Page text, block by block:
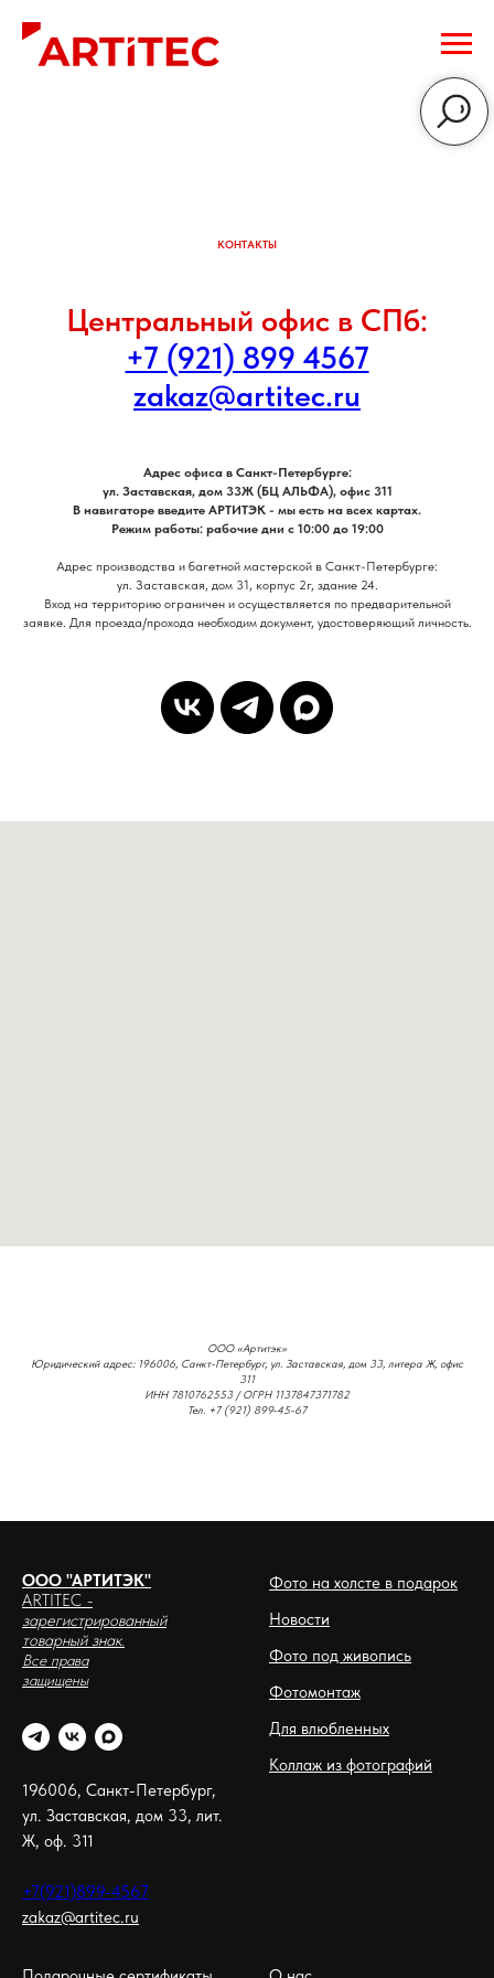
КОНТАКТЫ
Центральный офис в СПб:
+7 (921) 899 4567
zakaz@artitec.ru
Адрес офиса в Санкт-Петербурге:
ул. Заставская, дом 33Ж (БЦ АЛЬФА), офис 311
В навигаторе введите АРТИТЭК - мы есть на всех картах.
Режим работы: рабочие дни с 10:00 до 19:00
Адрес производства и багетной мастерской в Санкт-Петербурге:
ул. Заставская, дом 31, корпус 2г, здание 24.
Вход на территорию ограничен и осуществляется по предварительной
заявке. Для проезда/прохода необходим документ, удостоверяющий личность.
ООО «Артитэк»
Юридический адрес: 196006, Санкт-Петербург, ул. Заставская, дом 33, литера Ж, офис
311
ИНН 7810762553 / ОГРН 1137847371782
Тел. +7 (921) 899-45-67
ООО "АРТИТЭК"
ARTITEC -
зарегистрированный
товарный знак.
Все права
защищены
196006, Санкт-Петербург,
ул. Заставская, дом 33, лит.
Ж, оф. 311
+7(921)899-4567
zakaz@artitec.ru
Фото на холсте в подарок
Новости
Фото под живопись
Фотомонтаж
Для влюбленных
Коллаж из фотографий